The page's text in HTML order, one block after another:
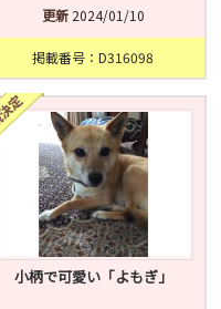
更新2024/01/10
掲載番号：D316098
小柄で可愛い「よもぎ」